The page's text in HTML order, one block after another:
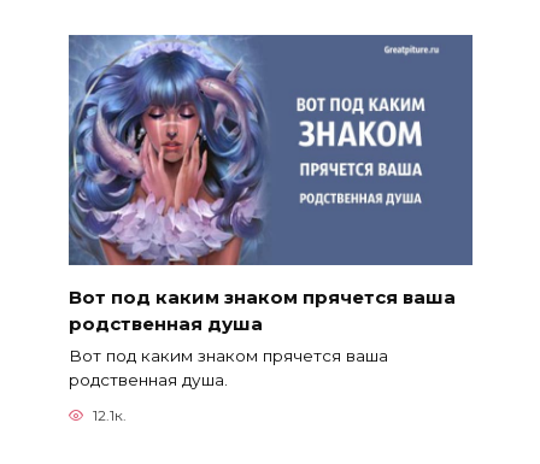
Вот под каким знаком прячется ваша
родственная душа
Вот под каким знаком прячется ваша
родственная душа.
12.1к.